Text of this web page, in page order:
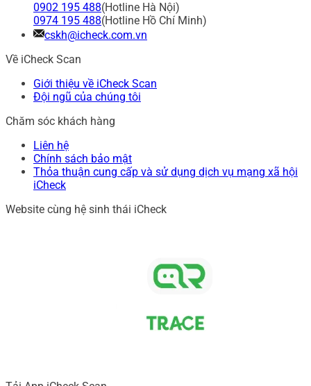
0902 195 488(Hotline Hà Nội)
0974 195 488(Hotline Hồ Chí Minh)
cskh@icheck.com.vn
Về iCheck Scan
Giới thiệu về iCheck Scan
Đội ngũ của chúng tôi
Chăm sóc khách hàng
Liên hệ
Chính sách bảo mật
Thỏa thuận cung cấp và sử dụng dịch vụ mạng xã hội
iCheck
Website cùng hệ sinh thái iCheck